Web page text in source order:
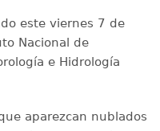
este viernes 7 de
Nacional de
e Hidrología
aparezcan nublados